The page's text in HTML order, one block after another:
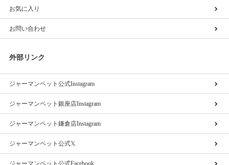
お気に入り
お問い合わせ
外部リンク
ジャーマンペット公式Instagram
ジャーマンペット銀座店Instagram
ジャーマンペット鎌倉店Instagram
ジャーマンペット公式𝕏
ジャーマンペット公式Facebook